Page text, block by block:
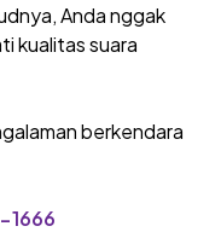
Anda nggak
kualitas suara
berkendara
1666